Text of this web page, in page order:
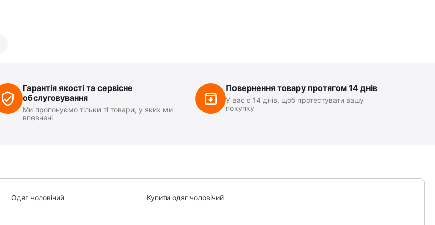
Гарантія якості та сервісне
обслуговування
Ми пропонуємо тільки ті товари, у яких ми
впевнені
Повернення товару протягом 14 днів
У вас є 14 днів, щоб протестувати вашу
покупку
Одяг чоловічий Купити одяг чоловічий